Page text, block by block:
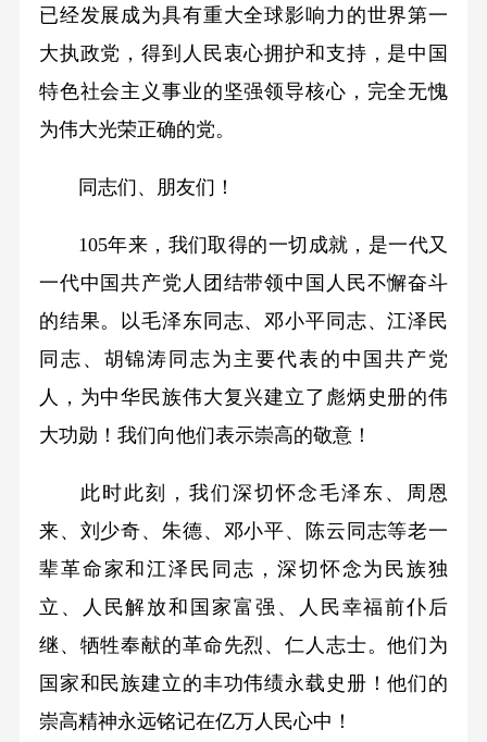
已经发展成为具有重大全球影响力的世界第一
大执政党，得到人民衷心拥护和支持，是中国
特色社会主义事业的坚强领导核心，完全无愧
为伟大光荣正确的党。
同志们、朋友们！
105年来，我们取得的一切成就，是一代又
一代中国共产党人团结带领中国人民不懈奋斗
的结果。以毛泽东同志、邓小平同志、江泽民
同志、胡锦涛同志为主要代表的中国共产党
人，为中华民族伟大复兴建立了彪炳史册的伟
大功勋！我们向他们表示崇高的敬意！
此时此刻，我们深切怀念毛泽东、周恩
来、刘少奇、朱德、邓小平、陈云同志等老一
辈革命家和江泽民同志，深切怀念为民族独
立、人民解放和国家富强、人民幸福前仆后
继、牺牲奉献的革命先烈、仁人志士。他们为
国家和民族建立的丰功伟绩永载史册！他们的
崇高精神永远铭记在亿万人民心中！